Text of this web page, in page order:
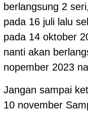
berlangsung 2
pada 16 juli lalu
pada 14 oktober
nanti akan
nopember 2023
Jangan sampai
10 november